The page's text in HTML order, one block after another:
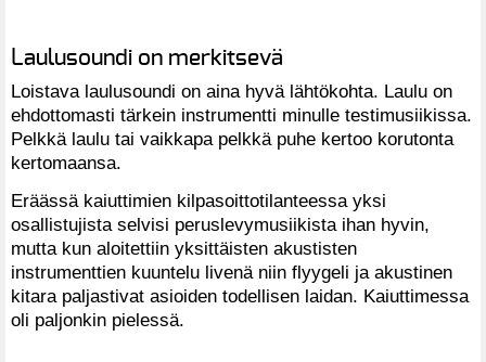
Laulusoundi on merkitsevä
Loistava laulusoundi on aina hyvä lähtökohta. Laulu on
ehdottomasti tärkein instrumentti minulle testimusiikissa.
Pelkkä laulu tai vaikkapa pelkkä puhe kertoo korutonta
kertomaansa.
Eräässä kaiuttimien kilpasoittotilanteessa yksi
osallistujista selvisi peruslevymusiikista ihan hyvin,
mutta kun aloitettiin yksittäisten akustisten
instrumenttien kuuntelu livenä niin flyygeli ja akustinen
kitara paljastivat asioiden todellisen laidan. Kaiuttimessa
oli paljonkin pielessä.